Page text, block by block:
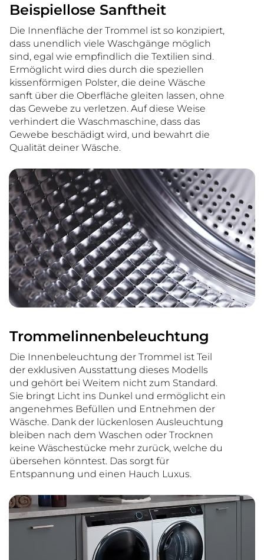
Beispiellose Sanftheit
Die Innenfläche der Trommel ist so konzipiert,
dass unendlich viele Waschgänge möglich
sind, egal wie empfindlich die Textilien sind.
Ermöglicht wird dies durch die speziellen
kissenförmigen Polster, die deine Wäsche
sanft über die Oberfläche gleiten lassen, ohne
das Gewebe zu verletzen. Auf diese Weise
verhindert die Waschmaschine, dass das
Gewebe beschädigt wird, und bewahrt die
Qualität deiner Wäsche.
Trommelinnenbeleuchtung
Die Innenbeleuchtung der Trommel ist Teil
der exklusiven Ausstattung dieses Modells
und gehört bei Weitem nicht zum Standard.
Sie bringt Licht ins Dunkel und ermöglicht ein
angenehmes Befüllen und Entnehmen der
Wäsche. Dank der lückenlosen Ausleuchtung
bleiben nach dem Waschen oder Trocknen
keine Wäschestücke mehr zurück, welche du
übersehen könntest. Das sorgt für
Entspannung und einen Hauch Luxus.